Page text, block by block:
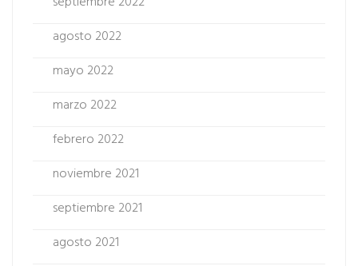
agosto 2022
mayo 2022
marzo 2022
febrero 2022
noviembre 2021
septiembre 2021
agosto 2021